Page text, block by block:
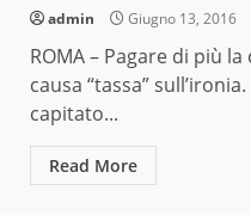
admin Giugno 13, 2016
ROMA – Pagare di più
causa “tassa”
capitato...
Read More